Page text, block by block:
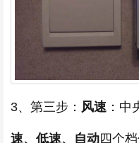
3、第三步： 风速 ：
速、低速、自动四个档